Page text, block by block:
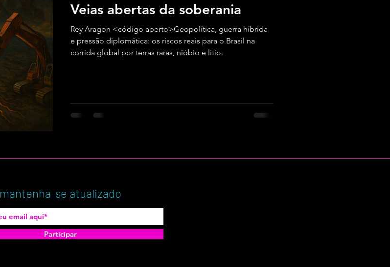
Veias abertas da soberania
Rey Aragon <código aberto>Geopolítica, guerra híbrida
e pressão diplomática: os riscos reais para o Brasil na
corrida global por terras raras, nióbio e lítio.
mantenha-se atualizado
Participar